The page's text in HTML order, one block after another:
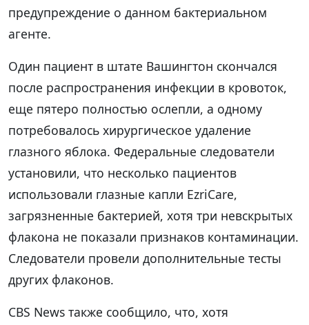
предупреждение о данном бактериальном
агенте.
Один пациент в штате Вашингтон скончался
после распространения инфекции в кровоток,
еще пятеро полностью ослепли, а одному
потребовалось хирургическое удаление
глазного яблока. Федеральные следователи
установили, что несколько пациентов
использовали глазные капли EzriCare,
загрязненные бактерией, хотя три невскрытых
флакона не показали признаков контаминации.
Следователи провели дополнительные тесты
других флаконов.
CBS News также сообщило, что, хотя